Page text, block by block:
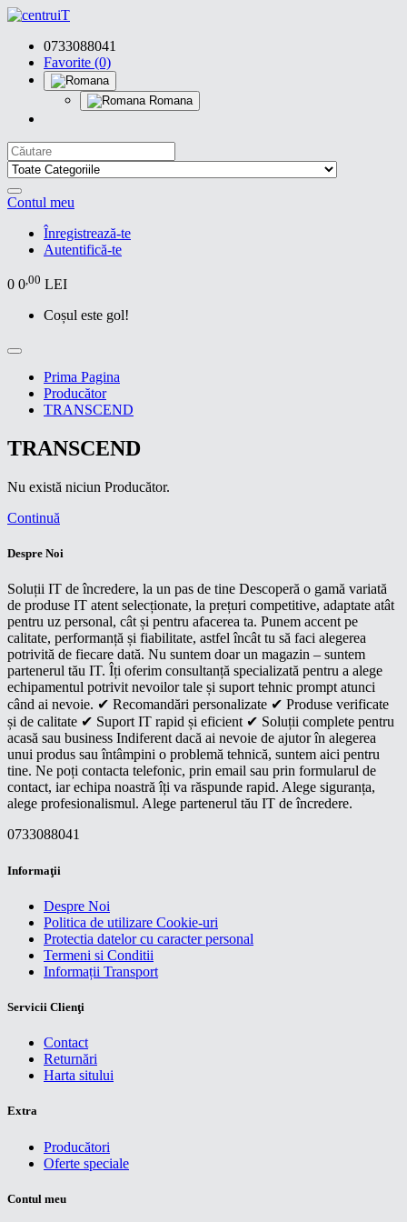
0733088041
Favorite (0)
Romana
Contul meu
Înregistrează-te
Autentifică-te
0 0,00 LEI
Coșul este gol!
Prima Pagina
Producător
TRANSCEND
TRANSCEND
Nu există niciun Producător.
Continuă
Despre Noi
Soluții IT de încredere, la un pas de tine Descoperă o gamă variată
de produse IT atent selecționate, la prețuri competitive, adaptate atât
pentru uz personal, cât și pentru afacerea ta. Punem accent pe
calitate, performanță și fiabilitate, astfel încât tu să faci alegerea
potrivită de fiecare dată. Nu suntem doar un magazin – suntem
partenerul tău IT. Îți oferim consultanță specializată pentru a alege
echipamentul potrivit nevoilor tale și suport tehnic prompt atunci
când ai nevoie. ✔ Recomandări personalizate ✔ Produse verificate
și de calitate ✔ Suport IT rapid și eficient ✔ Soluții complete pentru
acasă sau business Indiferent dacă ai nevoie de ajutor în alegerea
unui produs sau întâmpini o problemă tehnică, suntem aici pentru
tine. Ne poți contacta telefonic, prin email sau prin formularul de
contact, iar echipa noastră îți va răspunde rapid. Alege siguranța,
alege profesionalismul. Alege partenerul tău IT de încredere.
0733088041
Informaţii
Despre Noi
Politica de utilizare Cookie-uri
Protectia datelor cu caracter personal
Termeni si Conditii
Informații Transport
Servicii Clienţi
Contact
Returnări
Harta sitului
Extra
Producători
Oferte speciale
Contul meu